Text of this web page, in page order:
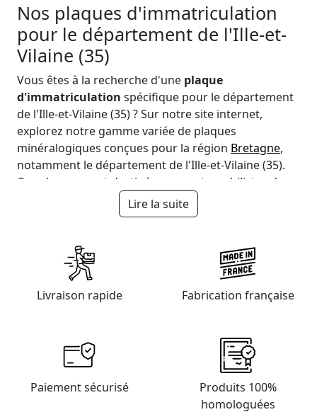
Nos plaques d'immatriculation
pour le département de l'Ille-et-
Vilaine (35)
Vous êtes à la recherche d'une plaque
d'immatriculation spécifique pour le département
de l'Ille-et-Vilaine (35) ? Sur notre site internet,
explorez notre gamme variée de plaques
minéralogiques conçues pour la région Bretagne,
notamment le département de l'Ille-et-Vilaine (35).
Ces plaques sont destinées aux automobilistes de :
Rennes (35000),
Fougères (35300),
Vitré (35500),
Cesson-Sévigné (35510),
Dinan (22100),
Pacé (35740),
Saint-Grégoire (35760),
Lire la suite
Livraison rapide Fabrication française
Paiement sécurisé
Produits 100%
homologuées